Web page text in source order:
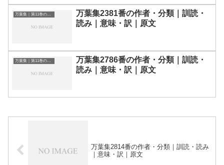
万葉集｜第11巻の和歌一覧
万葉集2381番の作者・分類｜訓読・
読み｜意味・訳｜原文
万葉集｜第11巻の和歌一覧
万葉集2786番の作者・分類｜訓読・
読み｜意味・訳｜原文
万葉集2814番の作者・分類｜訓読・読み
｜意味・訳｜原文